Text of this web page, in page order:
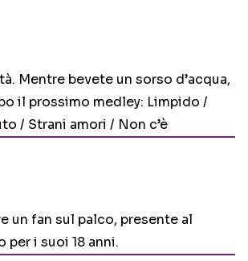
Mentre bevete un sorso d’acqua,
il prossimo medley: Limpido /
/ Strani amori / Non c’è
un fan sul palco, presente al
per i suoi 18 anni.